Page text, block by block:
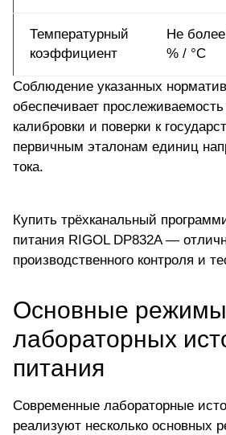
Температурный
коэффициент
Не
% / °C
Соблюдение указанных
обеспечивает прослеживаемость
калибровки и поверки к
первичным эталонам единиц
тока.
Купить трёхканальный
питания RIGOL DP832A—
производственного контроля и
Основные
лабораторных
питания
Современные лабораторные
реализуют несколько основных